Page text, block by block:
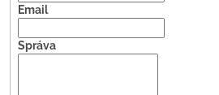
Email
Správa